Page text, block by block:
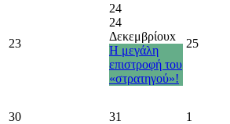
23
24
24
Δεκεμβρίουx
Η μεγάλη
επιστροφή του
«στρατηγού»!
25
30 31 1